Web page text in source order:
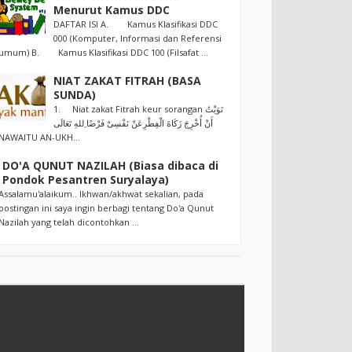
Menurut Kamus DDC
DAFTAR ISI A. Kamus Klasifikasi DDC
000 (Komputer, Informasi dan Referensi
umum) B. Kamus Klasifikasi DDC 100 (Filsafat ...
NIAT ZAKAT FITRAH (BASA
SUNDA)
1. Niat zakat Fitrah keur sorangan نَوَيْتُ
أَنْ أُخْرِجَ زَكَاةَ الْفِطْرِعَنْ نَفْسِىْ فَرْضًا ِللهِ تَعَالَى
NAWAITU AN-UKH...
DO'A QUNUT NAZILAH (Biasa dibaca di
Pondok Pesantren Suryalaya)
Ikhwan/akhwat sekalian, pada
postingan ini saya ingin berbagi tentang Do'a Qunut
Nazilah yang telah dicontohkan ...